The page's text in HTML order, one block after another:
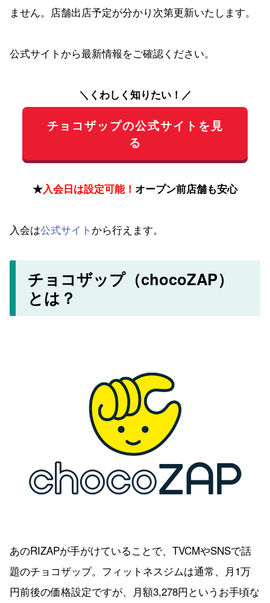
ません。店舗出店予定が分かり次第更新いたします。
公式サイトから最新情報をご確認ください。
＼くわしく知りたい！／
チョコザップの公式サイトを見
る
★入会日は設定可能！ オープン前店舗も安心
入会は公式サイト から行えます。
チョコザップ（chocoZAP）
とは？
あのRIZAPが手がけていることで、TVCMやSNSで話
題のチョコザップ。フィットネスジムは通常、月1万
円前後の価格設定ですが、月額3,278円というお手頃な